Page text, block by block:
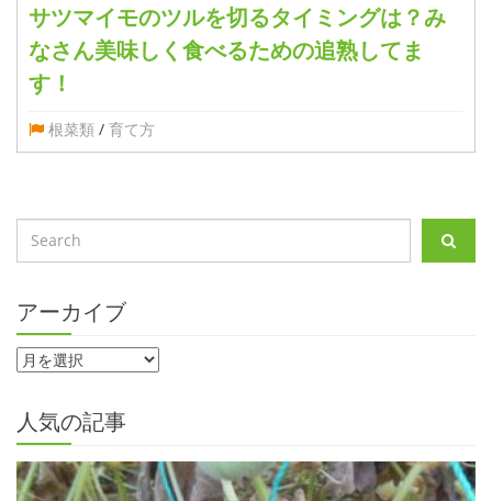
サツマイモのツルを切るタイミングは？み
なさん美味しく食べるための追熟してま
す！
根菜類 / 育て方
アーカイブ
人気の記事